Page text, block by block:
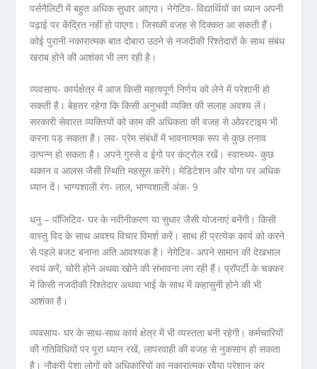
पर्सनैलिटी में बहुत अधिक सुधार आएगा। नेगेटिव- विद्यार्थियों का ध्यान अपनी
पढ़ाई पर केंद्रित नहीं हो पाएगा। जिसकी वजह से दिक्कत आ सकती हैं।
कोई पुरानी नकारात्मक बात दोबारा उठने से नजदीकी रिश्तेदारों के साथ संबंध
खराब होने की आशंका भी लग रही है।
व्यवसाय- कार्यक्षेत्र में आज किसी महत्वपूर्ण निर्णय को लेने में परेशानी हो
सकती है। बेहतर रहेगा कि किसी अनुभवी व्यक्ति की सलाह अवश्य लें।
सरकारी सेवारत व्यक्तियों को काम की अधिकता की वजह से ओवरटाइम भी
करना पड़ सकता है। लव- प्रेम संबंधों में भावनात्मक रूप से कुछ तनाव
उत्पन्न हो सकता है। अपने गुस्से व ईगो पर कंट्रोल रखें। स्वास्थ्य- कुछ
थकान व आलस जैसी स्थिति महसूस करेंगे। मेडिटेशन और योगा पर अधिक
ध्यान दें। भाग्यशाली रंग- लाल, भाग्यशाली अंक- 9
धनु – पॉजिटिव- घर के नवीनीकरण या सुधार जैसी योजनाएं बनेंगी। किसी
वास्तु विद के साथ अवश्य विचार विमर्श करें। साथ ही प्रत्येक कार्य को करने
से पहले बजट बनाना अति आवश्यक है। नेगेटिव- अपने सामान की देखभाल
स्वयं करें, चोरी होने अथवा खोने की संभावना लग रही हैं। प्रॉपर्टी के चक्कर
में किसी नजदीकी रिश्तेदार अथवा भाई के साथ में कहासुनी होने की भी
आशंका है।
व्यवसाय- घर के साथ-साथ कार्य क्षेत्र में भी व्यस्तता बनी रहेगी। कर्मचारियों
की गतिविधियों पर पूरा ध्यान रखें, लापरवाही की वजह से नुकसान हो सकता
है। नौकरी पेशा लोगों को अधिकारियों का नकारात्मक रवैया परेशान कर